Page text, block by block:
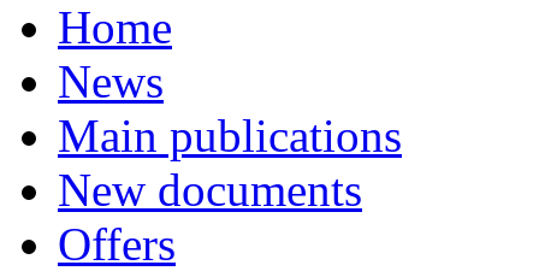
Home
News
Main publications
New documents
Offers